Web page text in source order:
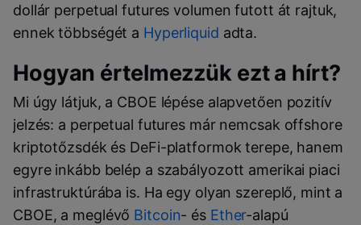
dollár perpetual futures volumen futott át rajtuk,
ennek többségét a Hyperliquid adta.
Hogyan értelmezzük ezt a hírt?
Mi úgy látjuk, a CBOE lépése alapvetően pozitív
jelzés: a perpetual futures már nemcsak offshore
kriptotőzsdék és DeFi-platformok terepe, hanem
egyre inkább belép a szabályozott amerikai piaci
infrastruktúrába is. Ha egy olyan szereplő, mint a
CBOE, a meglévő Bitcoin- és Ether-alapú